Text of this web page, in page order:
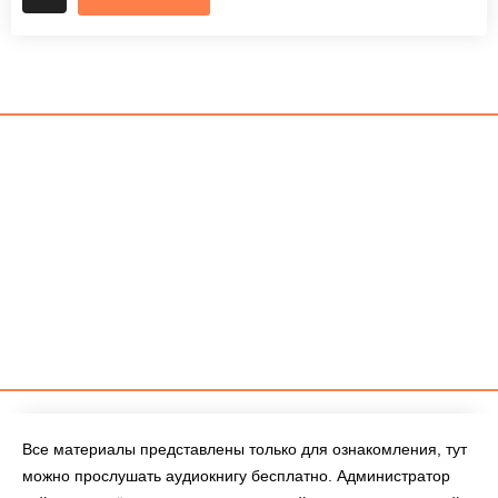
Все материалы представлены только для ознакомления, тут
можно прослушать аудиокнигу бесплатно. Администратор